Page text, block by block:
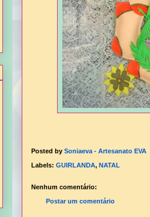
Posted by Soniaeva - Artesanato EVA
Labels: GUIRLANDA, NATAL
Nenhum comentário:
Postar um comentário